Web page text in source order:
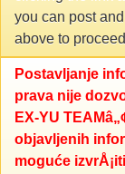
you can post
above to
Postavljanje
prava nije
EX-YU
objavljenih
moguće